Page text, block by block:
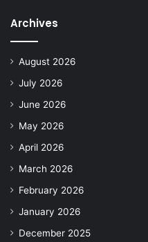
Archives
August 2026
July 2026
June 2026
May 2026
April 2026
March 2026
February 2026
January 2026
December 2025